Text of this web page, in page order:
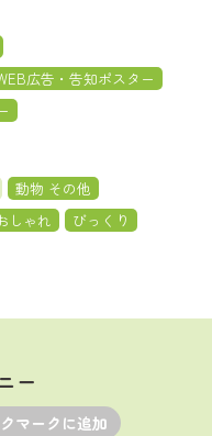
広告・告知ポスター
動物 その他
しゃれ
びっくり
ー
マークに追加